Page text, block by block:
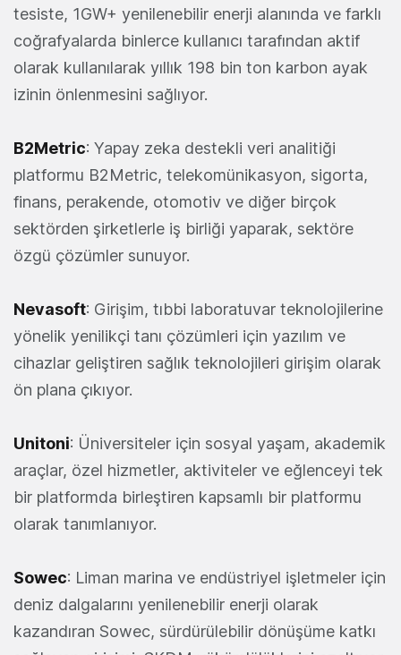
tesiste, 1GW+ yenilenebilir enerji alanında ve farklı
coğrafyalarda binlerce kullanıcı tarafından aktif
olarak kullanılarak yıllık 198 bin ton karbon ayak
izinin önlenmesini sağlıyor.
B2Metric: Yapay zeka destekli veri analitiği
platformu B2Metric, telekomünikasyon, sigorta,
finans, perakende, otomotiv ve diğer birçok
sektörden şirketlerle iş birliği yaparak, sektöre
özgü çözümler sunuyor.
Nevasoft: Girişim, tıbbi laboratuvar teknolojilerine
yönelik yenilikçi tanı çözümleri için yazılım ve
cihazlar geliştiren sağlık teknolojileri girişim olarak
ön plana çıkıyor.
Unitoni: Üniversiteler için sosyal yaşam, akademik
araçlar, özel hizmetler, aktiviteler ve eğlenceyi tek
bir platformda birleştiren kapsamlı bir platformu
olarak tanımlanıyor.
Sowec: Liman marina ve endüstriyel işletmeler için
deniz dalgalarını yenilenebilir enerji olarak
kazandıran Sowec, sürdürülebilir dönüşüme katkı